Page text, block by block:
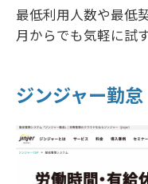
最低利用人数や最低
月からでも気軽に試
ジンジャー勤怠